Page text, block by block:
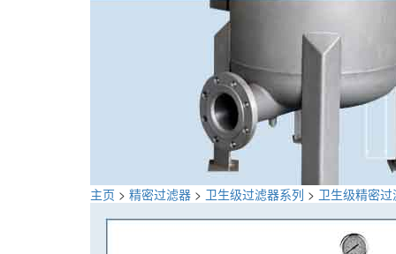
主页 > 精密过滤器 > 卫生级过滤器系列 > 卫生级精密过